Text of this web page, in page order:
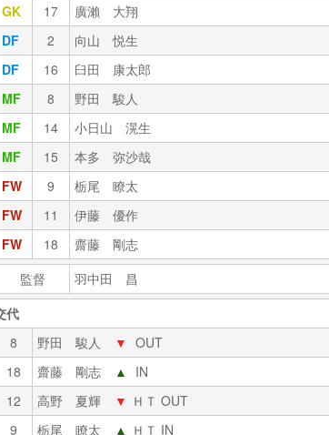
GK 17
廣瀨 大翔
DF 2
向山 悦生
DF 16
臼田 康太郎
MF 8
野田 駿人
MF 14
小日山 滉生
MF 15
本多 弥沙哉
FW 9
栃尾 瞭太
FW 11
伊藤 優作
FW 18
齋藤 剛志
監督
羽中田 昌
代
8 野田 駿人 ▼ OUT
18 齋藤 剛志 ▲
IN
12 高野 夏輝 ▼ ＨＴ OUT
9 栃尾 瞭太 ▲ ＨＴ IN